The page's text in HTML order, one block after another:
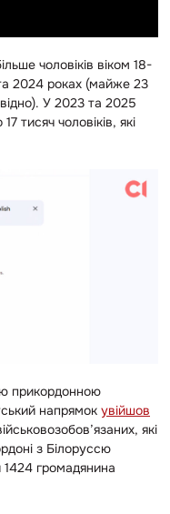
чоловіків віком 18-
2024 роках (майже 23
У 2023 та 2025
тисяч чоловіків, які
прикордонною
напрямок увійшов
які
з Білоруссю
1424 громадянина